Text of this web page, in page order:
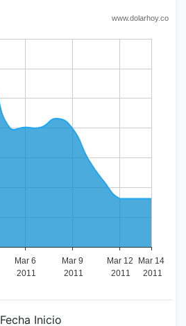
Fecha Inicio